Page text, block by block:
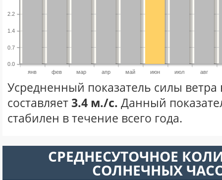
янв фев мар апр май июн июл авг
0.0
0.7
1.4
2.2
Усредненный показатель силы
составляет3.4 м./с. Данный
стабилен в течение всего года.
СРЕДНЕСУТОЧНОЕ
СОЛНЕЧНЫХ